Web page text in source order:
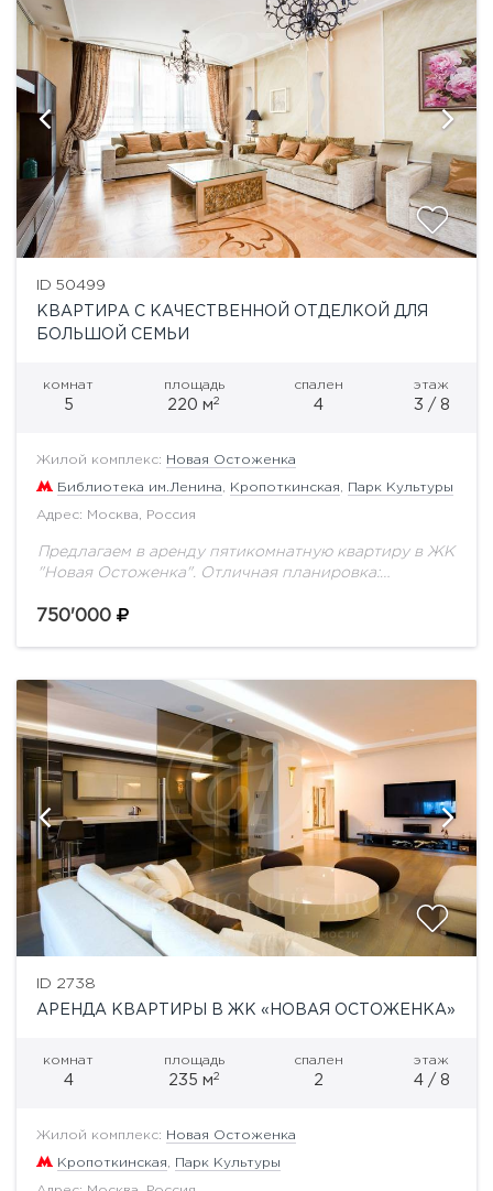
ID 50499
КВАРТИРА С КАЧЕСТВЕННОЙ ОТДЕЛКОЙ ДЛЯ
БОЛЬШОЙ СЕМЬИ
комнат
5
площадь
220 м2
спален
4
этаж
3 / 8
Жилой комплекс: Новая Остоженка
Библиотека им.Ленина Кропоткинская Парк Культуры
Адрес: Москва, Россия
Предлагаем в аренду пятикомнатную квартиру в ЖК
"Новая Остоженка". Отличная планировка:
изолированные спальни, 3 ванные комнаты,
750'000
ID 2738
АРЕНДА КВАРТИРЫ В ЖК «НОВАЯ ОСТОЖЕНКА»
комнат
4
площадь
235 м2
спален
2
этаж
4 / 8
Жилой комплекс: Новая Остоженка
Кропоткинская Парк Культуры